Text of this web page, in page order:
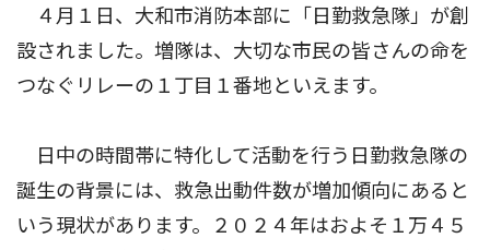
４月１日、大和市消防本部に「日勤救急隊」が創
設されました。増隊は、大切な市民の皆さんの命を
つなぐリレーの１丁目１番地といえます。
日中の時間帯に特化して活動を行う日勤救急隊の
誕生の背景には、救急出動件数が増加傾向にあると
いう現状があります。２０２４年はおよそ１万４５